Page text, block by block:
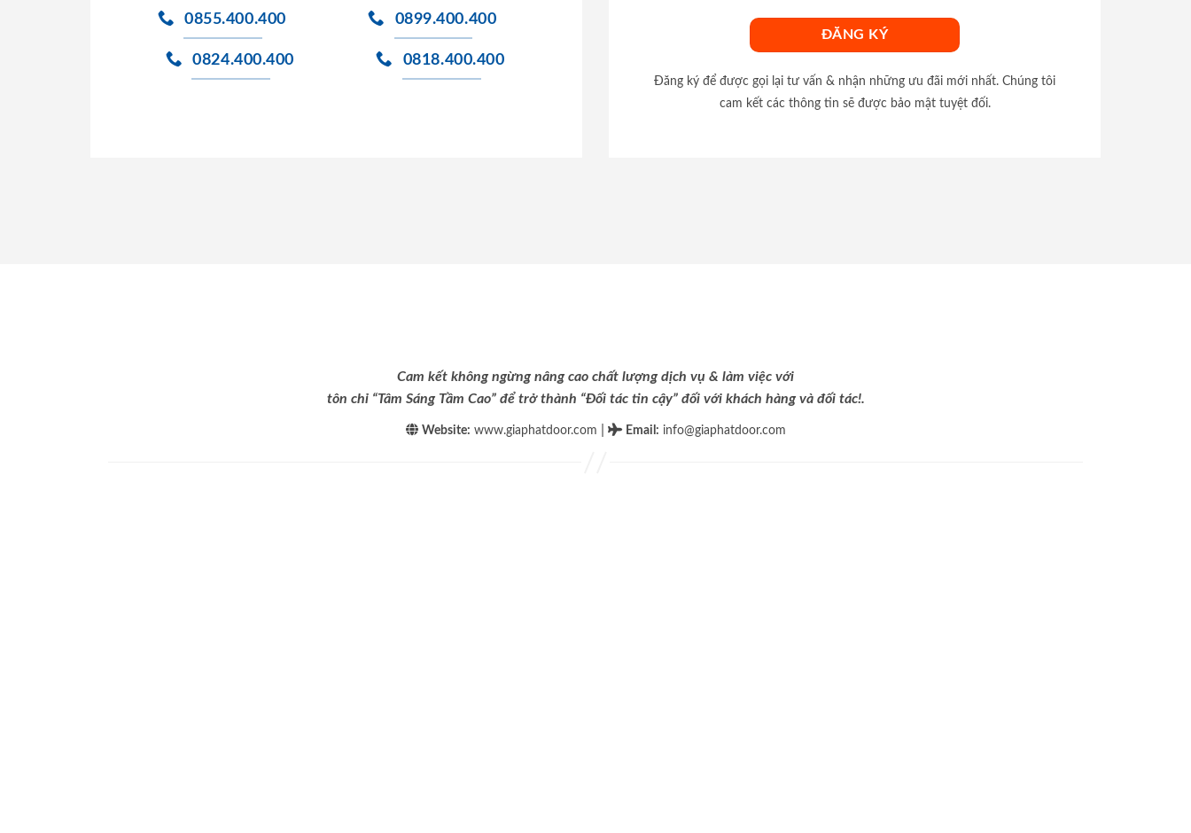
0855.400.400
0824.400.400
0899.400.400
0818.400.400
Đăng ký để được gọi lại tư vấn & nhận những ưu đãi mới nhất. Chúng tôi
cam kết các thông tin sẽ được bảo mật tuyệt đối.
Cam kết không ngừng nâng cao chất lượng dịch vụ & làm việc với
tôn chỉ “Tâm Sáng Tầm Cao” để trở thành “Đối tác tin cậy” đối với khách hàng và đối tác!.
Website: www.giaphatdoor.com Email : info@giaphatdoor.com